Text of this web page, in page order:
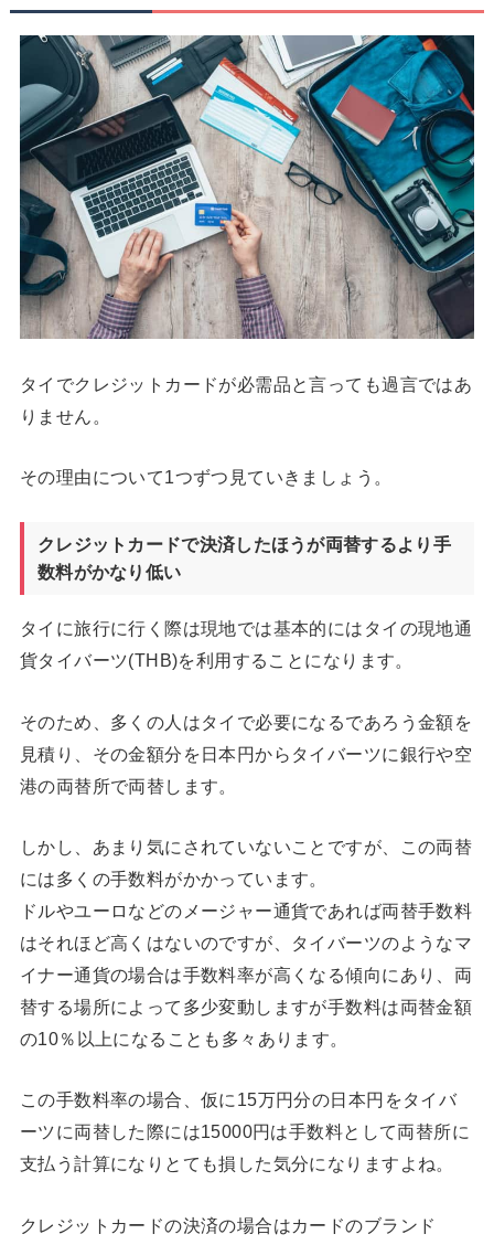
タイでクレジットカードが必需品と言っても過言ではあ
りません。
その理由について1つずつ見ていきましょう。
クレジットカードで決済したほうが両替するより手
数料がかなり低い
タイに旅行に行く際は現地では基本的にはタイの現地通
貨タイバーツ(THB)を利用することになります。
そのため、多くの人はタイで必要になるであろう金額を
見積り、その金額分を日本円からタイバーツに銀行や空
港の両替所で両替します。
しかし、あまり気にされていないことですが、この両替
には多くの手数料がかかっています。
ドルやユーロなどのメージャー通貨であれば両替手数料
はそれほど高くはないのですが、タイバーツのようなマ
イナー通貨の場合は手数料率が高くなる傾向にあり、両
替する場所によって多少変動しますが手数料は両替金額
の10％以上になることも多々あります。
この手数料率の場合、仮に15万円分の日本円をタイバ
ーツに両替した際には15000円は手数料として両替所に
支払う計算になりとても損した気分になりますよね。
クレジットカードの決済の場合はカードのブランド